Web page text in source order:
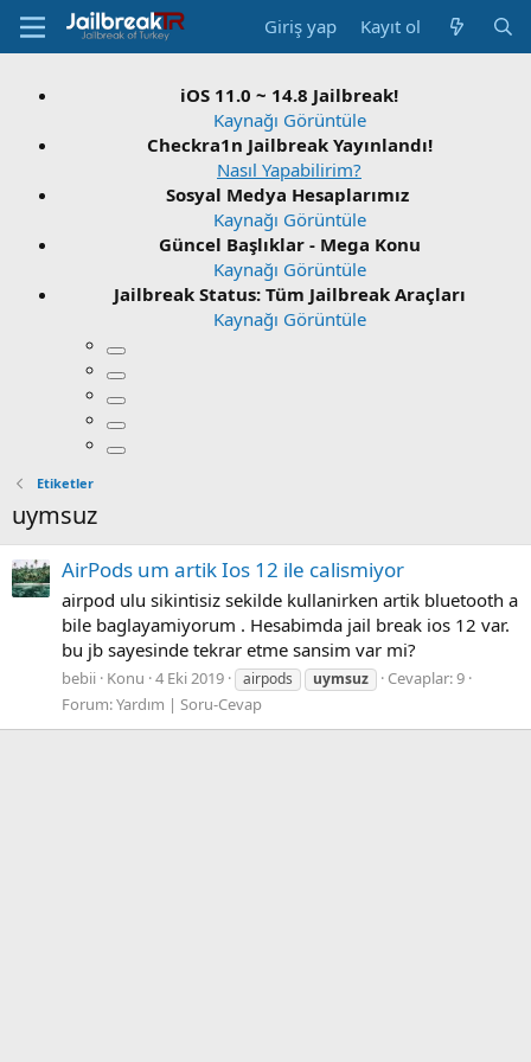
Giriş yap Kayıt ol
iOS 11.0 ~ 14.8 Jailbreak!
Kaynağı Görüntüle
Checkra1n Jailbreak Yayınlandı!
Nasıl Yapabilirim?
Sosyal Medya Hesaplarımız
Kaynağı Görüntüle
Güncel Başlıklar - Mega Konu
Kaynağı Görüntüle
Jailbreak Status: Tüm Jailbreak Araçları
Kaynağı Görüntüle
Etiketler
uymsuz
AirPods um artik Ios 12 ile calismiyor
airpod ulu sikintisiz sekilde kullanirken artik bluetooth a
bile baglayamiyorum . Hesabimda jail break ios 12 var.
bu jb sayesinde tekrar etme sansim var mi?
bebii Konu 4 Eki 2019 airpods uymsuz
Cevaplar: 9
Forum:Yardım | Soru-Cevap